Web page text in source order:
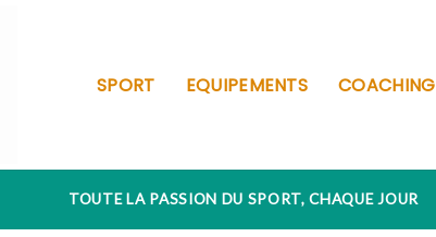
SPORT EQUIPEMENTS COACHING
TOUTE LA PASSION DU SPORT, CHAQUE JOUR